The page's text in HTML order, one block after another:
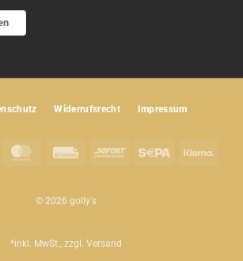
Widerrufsrecht Impressum
Visa MasterCardRechungSofort Sepa
© 2026 golly's
*inkl. MwSt., zzgl. Versand